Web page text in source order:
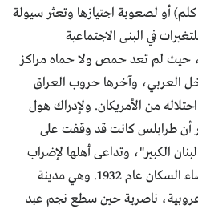
الحدود أحياناً (القريبة جداً: 35 كلم) أو لصعوبة اجتيازها وتعثر سيولة
في البنى الاجتماعية
حيث لم تعد حمص ولا حماه مراكز
العربي، وآخرها حروب العراق
من الأمريكان. ولإدراك هول
أن طرابلس كانت قد وقفت على
الكبير"، وتداعى أهلها لإضراب
استمر شهوراً رفضاً لتنظيم إحصاء السكان عام 1932. وهي مدينة
ناصرية حين سطع نجم عبد